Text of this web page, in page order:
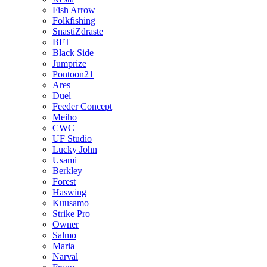
Fish Arrow
Folkfishing
SnastiZdraste
BFT
Black Side
Jumprize
Pontoon21
Ares
Duel
Feeder Concept
Meiho
CWC
UF Studio
Lucky John
Usami
Berkley
Forest
Haswing
Kuusamo
Strike Pro
Owner
Salmo
Maria
Narval